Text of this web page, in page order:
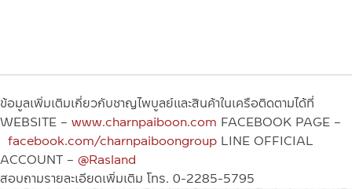
ข้อมูลเพิ่มเติมเกี่ยวกับชาญไพบูลย์และสินค้าในเครือติดตามได้ที่
WEBSITE – www.charnpaiboon.com FACEBOOK PAGE –
facebook.com/charnpaiboongroup LINE OFFICIAL
ACCOUNT – @Rasland
สอบถามรายละเอียดเพิ่มเติม โทร. 0-2285-5795